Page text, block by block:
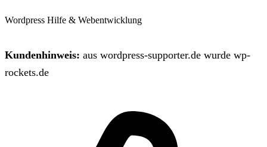
Wordpress Hilfe & Webentwicklung
Kundenhinweis: aus wordpress-supporter.de wurde wp-
rockets.de